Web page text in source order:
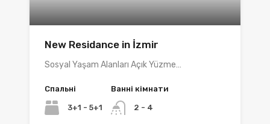
New Residance in İzmir
Sosyal Yaşam Alanları Açık Yüzme…
Спальні
3+1 - 5+1
Ванні кімнати
2 - 4